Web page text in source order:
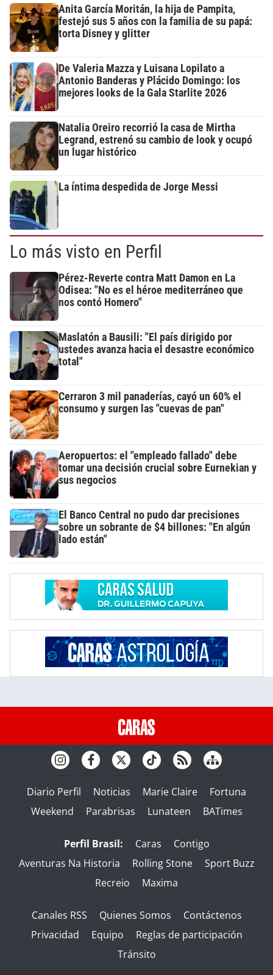
Anita García Moritán, la hija de Pampita,
festejó sus 5 años con la familia de su papá:
torta Disney y glitter
De Valeria Mazza y Luisana Lopilato a
Antonio Banderas y Plácido Domingo: los
mejores looks de la Gala Starlite 2026
Natalia Oreiro recorrió la casa de Mirtha
Legrand, estrenó su cambio de look y ocupó
un lugar histórico
La íntima despedida de Jorge Messi
Lo más visto en Perfil
Pérez-Reverte contra Matt Damon en La
Odisea: "No es el héroe mediterráneo que
nos contó Homero"
Maslatón a Bausili: "El país dirigido por
ustedes avanza hacia el desastre económico
total"
Cerraron 3 mil panaderías, cayó un 60% el
consumo y surgen las "cuevas de pan"
Aeropuertos: el "empleado fallado" debe
tomar una decisión crucial sobre Eurnekian y
sus negocios
El Banco Central no pudo dar precisiones
sobre un sobrante de $4 billones: "En algún
lado están"
Diario Perfil Noticias Marie Claire
Fortuna
Weekend
Parabrisas Lunateen BATimes
Perfil Brasil: Caras
Contigo
Aventuras Na Historia
Rolling Stone
Sport Buzz
Recreio
Maxima
Canales RSS Quienes Somos
Contáctenos
Privacidad
Equipo
Reglas de participación
Tránsito